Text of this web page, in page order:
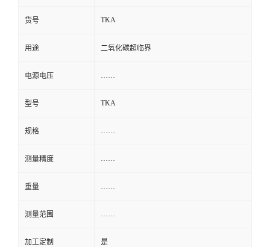
货号 TKA
用途 二氧化碳超临界
电源电压
型号 TKA
规格
测量精度
重量
测量范围
加工定制 是